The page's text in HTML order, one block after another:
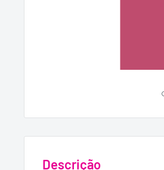
Descrição